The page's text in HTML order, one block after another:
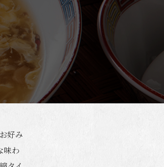
好み
味わ